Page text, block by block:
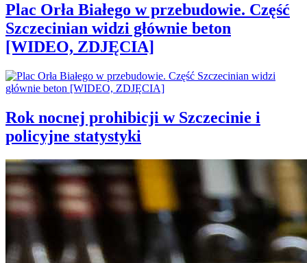
Plac Orła Białego w przebudowie. Część
Szczecinian widzi głównie beton
[WIDEO, ZDJĘCIA]
Rok nocnej prohibicji w Szczecinie i
policyjne statystyki